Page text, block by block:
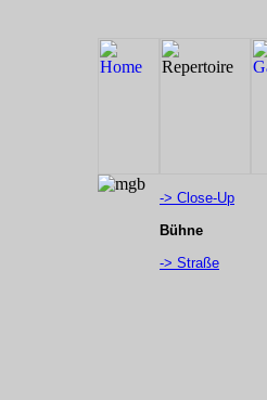
-> Close-Up
Bühne
-> Straße